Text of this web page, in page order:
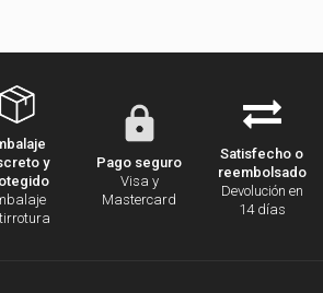
y
Pago seguro
Visa y
Mastercard
Satisfecho o
reembolsado
Devolución en
14 días